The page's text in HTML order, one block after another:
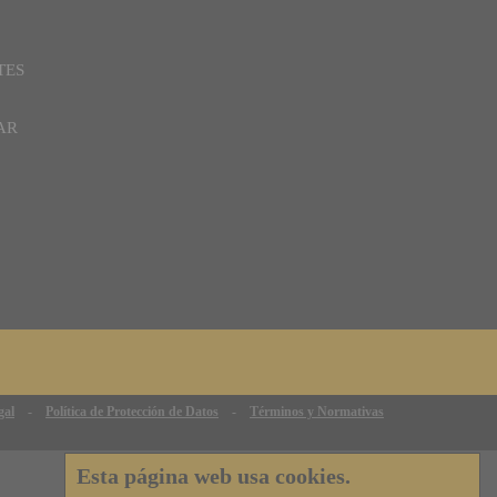
- Política de Protección de Datos - Términos y Normativas
Esta página web usa cookies.